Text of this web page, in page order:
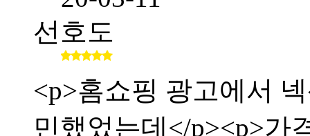
선호도
<p>홈쇼핑 광고에서
민했었는데</p><p>가